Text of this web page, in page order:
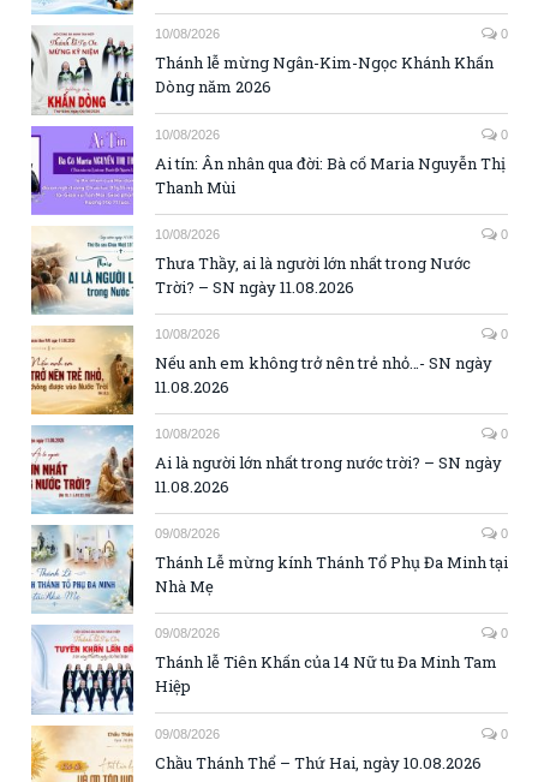
10/08/2026 0
Thánh lễ mừng Ngân-Kim-Ngọc Khánh Khấn
Dòng năm 2026
10/08/2026 0
Ai tín: Ân nhân qua đời: Bà cố Maria Nguyễn Thị
Thanh Mùi
10/08/2026 0
Thưa Thầy, ai là người lớn nhất trong Nước
Trời? – SN ngày 11.08.2026
10/08/2026 0
Nếu anh em không trở nên trẻ nhỏ…- SN ngày
11.08.2026
10/08/2026 0
Ai là người lớn nhất trong nước trời? – SN ngày
11.08.2026
09/08/2026 0
Thánh Lễ mừng kính Thánh Tổ Phụ Đa Minh tại
Nhà Mẹ
09/08/2026 0
Thánh lễ Tiên Khấn của 14 Nữ tu Đa Minh Tam
Hiệp
09/08/2026 0
Chầu Thánh Thể – Thứ Hai, ngày 10.08.2026